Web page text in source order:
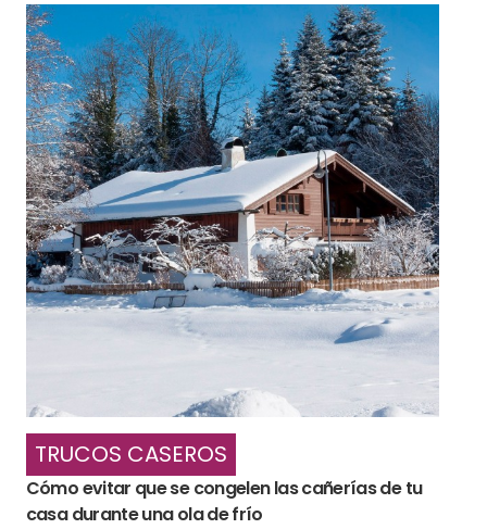
TRUCOS CASEROS
Cómo evitar que se congelen las cañerías de tu
casa durante una ola de frío